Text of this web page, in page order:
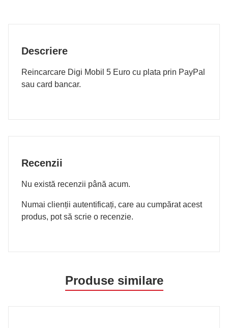
Descriere
Reincarcare Digi Mobil 5 Euro cu plata prin PayPal
sau card bancar.
Recenzii
Nu există recenzii până acum.
Numai clienții autentificați, care au cumpărat acest
produs, pot să scrie o recenzie.
Produse similare